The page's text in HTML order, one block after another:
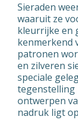
Sieraden
waaruit ze
kleurrijke en
kenmerkend
patronen
en zilveren
speciale
tegenstelling
ontwerpen
nadruk ligt